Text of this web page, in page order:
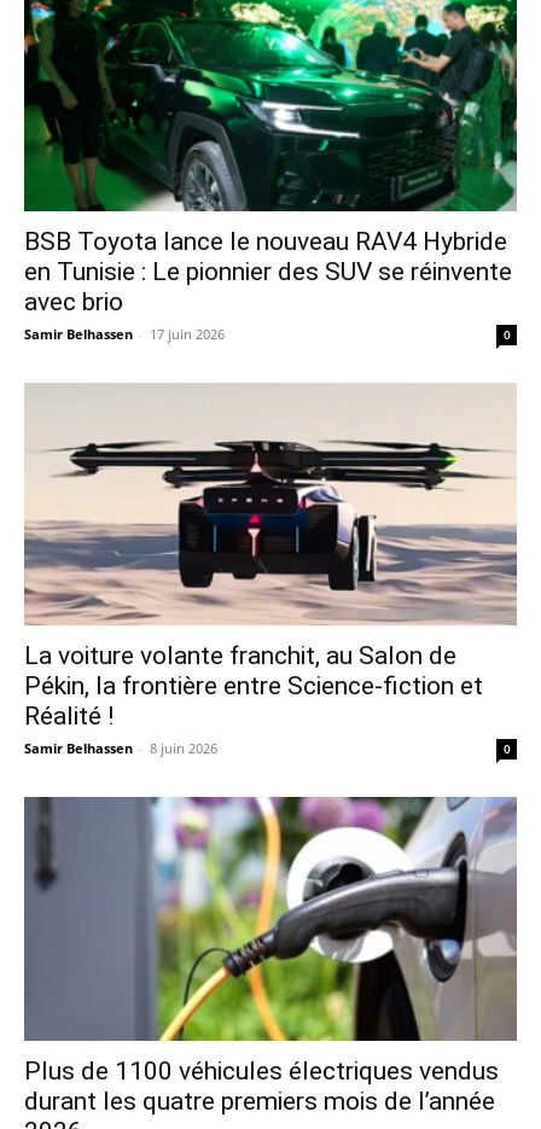
​BSB Toyota lance le nouveau RAV4 Hybride
en Tunisie : Le pionnier des SUV se réinvente
avec brio
Samir Belhassen - 17 juin 2026 0
La voiture volante franchit, au Salon de
Pékin, la frontière entre Science-fiction et
Réalité !
Samir Belhassen - 8 juin 2026 0
Plus de 1100 véhicules électriques vendus
durant les quatre premiers mois de l’année